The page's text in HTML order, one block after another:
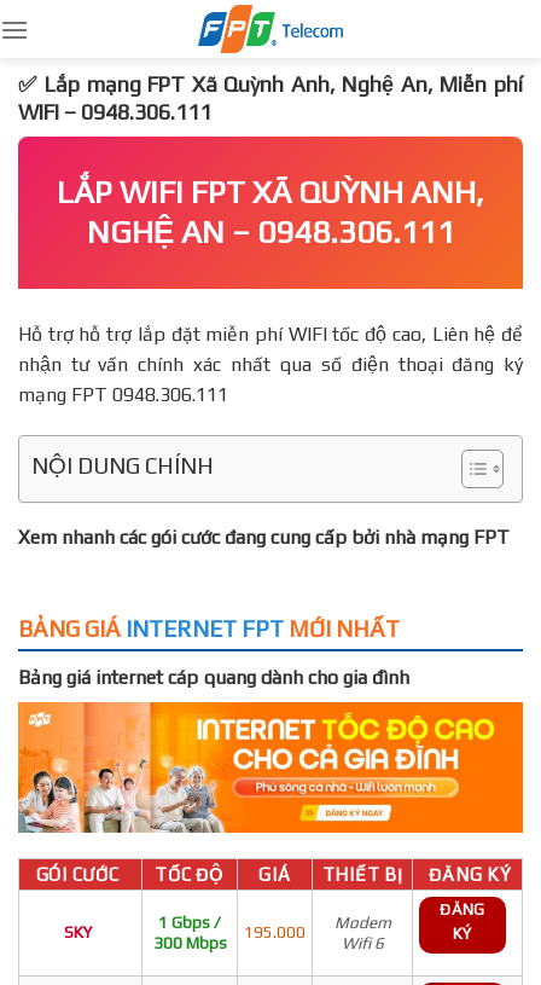
to
content
✅ Lắp mạng FPT Xã Quỳnh Anh, Nghệ An, Miễn phí
WIFI – 0948.306.111
LẮP WIFI FPT XÃ QUỲNH ANH,
NGHỆ AN – 0948.306.111
Hỗ trợ hỗ trợ lắp đặt miễn phí WIFI tốc độ cao, Liên hệ để
nhận tư vấn chính xác nhất qua số điện thoại đăng ký
mạng FPT 0948.306.111
NỘI DUNG CHÍNH
Xem nhanh các gói cước đang cung cấp bởi nhà mạng FPT
BẢNG GIÁ INTERNET FPT MỚI NHẤT
Bảng giá internet cáp quang dành cho gia đình
GÓI CƯỚC TỐC ĐỘ GIÁ THIẾT BỊ ĐĂNG KÝ
SKY
1 Gbps /
300 Mbps
195.000
Modem
Wifi 6
ĐĂNG
KÝ